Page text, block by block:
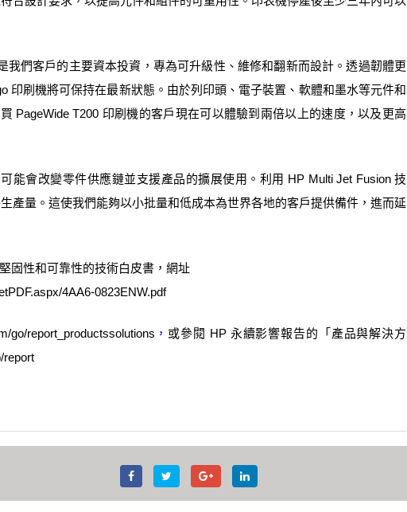
我們客戶的主要資本投資，專為可升級性、維修和翻新而設計。透過韌體更
印刷機將可保持在最新狀態。由於列印頭、電子裝置、軟體和墨水等元件和
PageWide T200 印刷機的客戶現在可以體驗到兩倍以上的速度，以及更高
能會改變零件供應鏈並支援產品的擴展使用。利用 HP Multi Jet Fusion技
產量。這使我們能夠以小批量和低成本為世界各地的客戶提供備件，進而延
固性和可靠性的技術白皮書，網址
4AA6-0823ENW.pdf
go/report_productssolutions ， 或參閱 HP 永續影響報告的「產品與解決方
report